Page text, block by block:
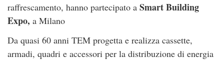
raffrescamento, hanno partecipato a Smart Building
Expo, a Milano
Da quasi 60 anni TEM progetta e realizza cassette,
armadi, quadri e accessori per la distribuzione di energia